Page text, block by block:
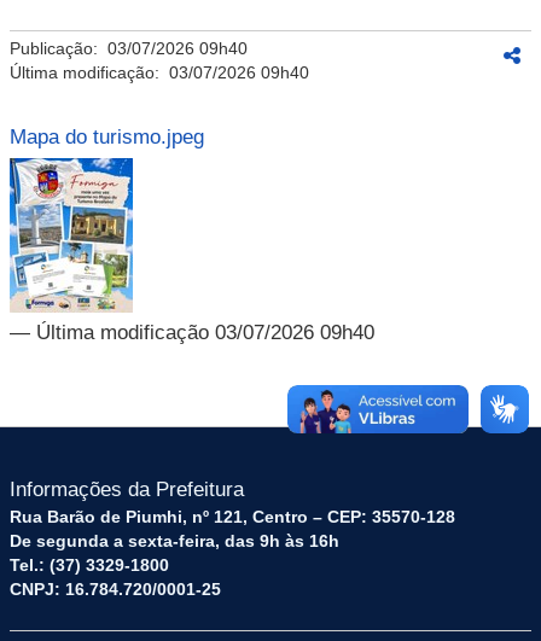
Publicação: 03/07/2026 09h40
Última modificação: 03/07/2026 09h40
Mapa do turismo.jpeg
— Última modificação 03/07/2026 09h40
Informações da Prefeitura
Rua Barão de Piumhi, nº 121, Centro – CEP: 35570-128
De segunda a sexta-feira, das 9h às 16h
Tel.: (37) 3329-1800
CNPJ: 16.784.720/0001-25